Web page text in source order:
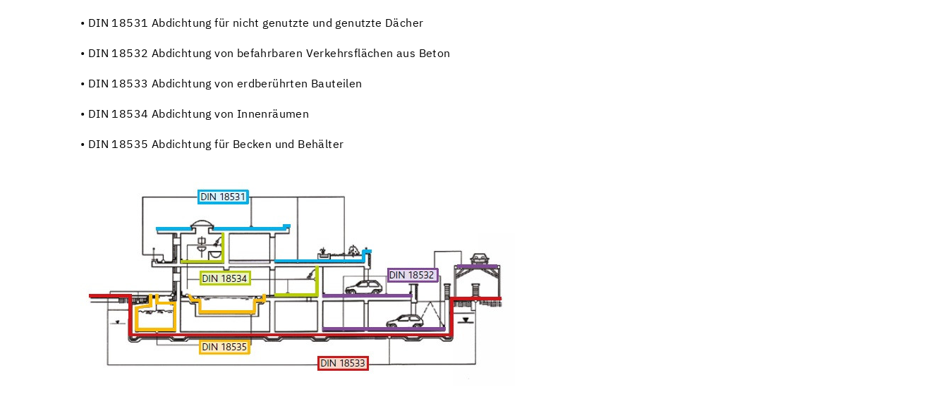
• DIN 18531 Abdichtung für nicht genutzte und genutzte Dächer
• DIN 18532 Abdichtung von befahrbaren Verkehrsflächen aus Beton
• DIN 18533 Abdichtung von erdberührten Bauteilen
• DIN 18534 Abdichtung von Innenräumen
• DIN 18535 Abdichtung für Becken und Behälter